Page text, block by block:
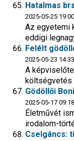
Hatalmas
2025-05-25
Az egyetemi
eddigi
Felélt
2025-05-23
A
költségvetés
Gödöllői
2025-05-17
Életművét
irodalom-
Cselgáncs: